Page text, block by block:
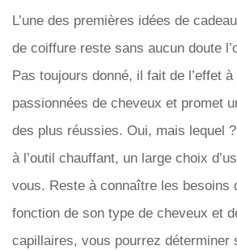
L’une des premières idées de
de coiffure reste sans aucun doute
Pas toujours donné, il fait de l’effet
passionnées de cheveux et promet
des plus réussies. Oui, mais lequel
à l’outil chauffant, un large choix
vous. Reste à connaître les besoins
fonction de son type de cheveux et
capillaires, vous pourrez déterminer